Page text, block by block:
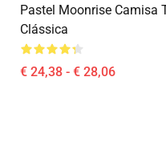
Pastel Moonrise Camisa
Clássica
€ 24,38 - € 28,06